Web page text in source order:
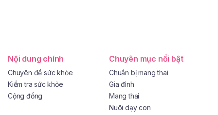
Nội dung chính
Chuyên đề sức khỏe
Kiểm tra sức khỏe
Cộng đồng
Chuyên mục nổi bật
Chuẩn bị mang thai
Gia đình
Mang thai
Nuôi dạy con